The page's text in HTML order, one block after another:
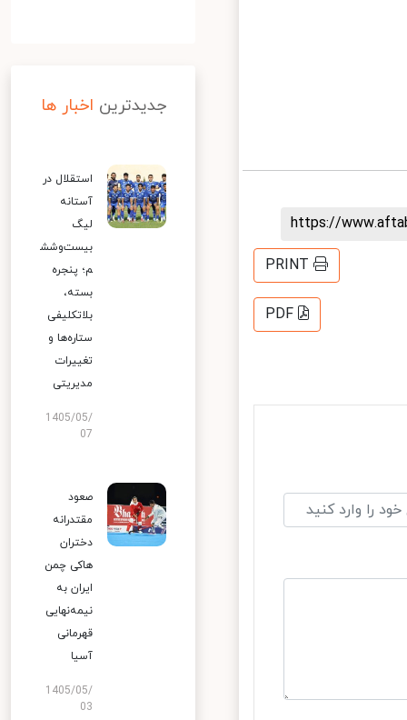
https://
PRINT
PDF
جدیدترین اخبار ها
استقلال در
آستانه
لیگ
بیست‌وشش
م؛ پنجره
بسته،
بلاتکلیفی
ستاره‌ها و
تغییرات
مدیریتی
1405/05/
07
صعود
مقتدرانه
دختران
هاکی چمن
ایران به
نیمه‌نهایی
قهرمانی
آسیا
1405/05/
03